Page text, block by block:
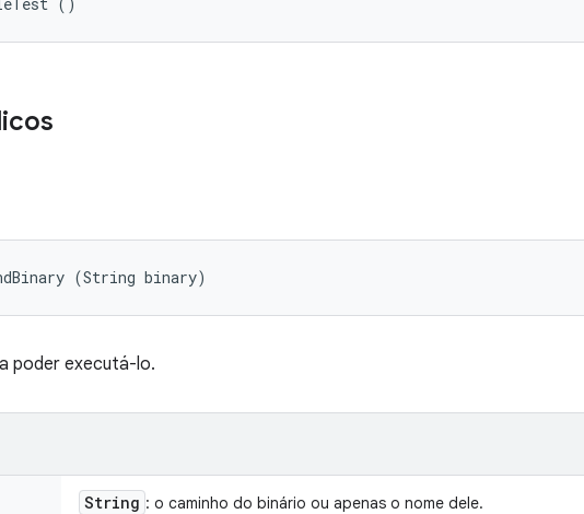
(String binary)
poder executá-lo.
String : o caminho do binário ou apenas o nome dele.